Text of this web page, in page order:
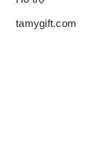
tamygift.com